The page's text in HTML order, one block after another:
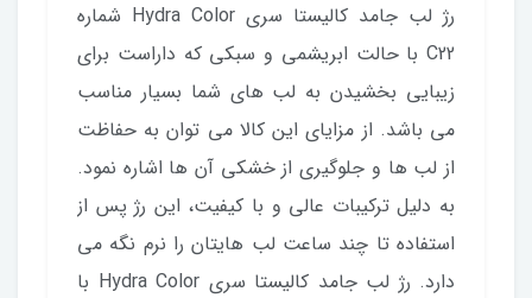
رژ لب جامد کالیستا سری Hydra Color شماره
C22 با حالت ابریشمی و سبکی که داراست برای
زیبایی بخشیدن به لب های شما بسیار مناسب
می باشد. از مزایای این کالا می توان به حفاظت
از لب ها و جلوگیری از خشکی آن ها اشاره نمود.
به دلیل ترکیبات عالی و با کیفیت، این رژ پس از
استفاده تا چند ساعت لب هایتان را نرم نگه می
دارد. رژ لب جامد کاليستا سری Hydra Color با